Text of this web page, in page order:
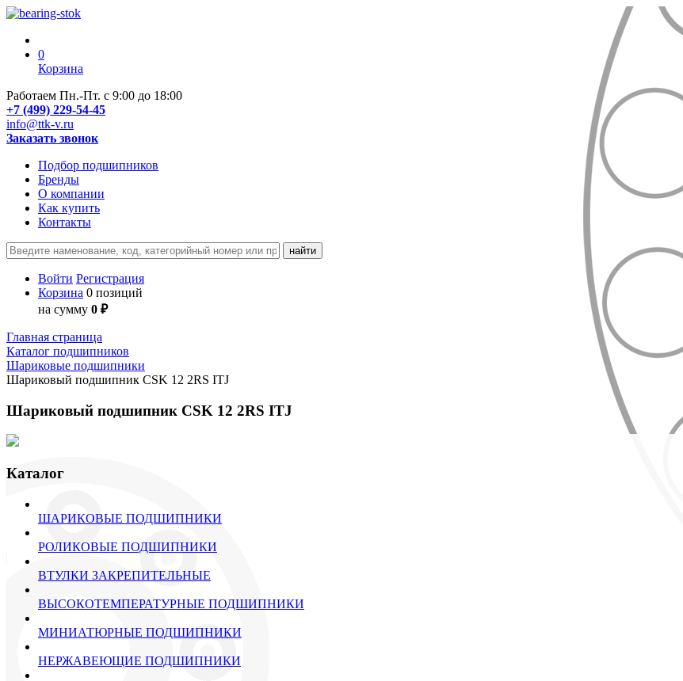
0
Корзина
Работаем Пн.-Пт. с 9:00 до 18:00
+7 (499) 229-54-45
info@ttk-v.ru
Заказать звонок
Подбор подшипников
Бренды
О компании
Как купить
Контакты
Войти Регистрация
Корзина 0 позиций
на сумму 0 ₽
Главная страница
Каталог подшипников
Шариковые подшипники
Шариковый подшипник CSK 12 2RS ITJ
Шариковый подшипник CSK 12 2RS ITJ
Каталог
ШАРИКОВЫЕ ПОДШИПНИКИ
РОЛИКОВЫЕ ПОДШИПНИКИ
ВТУЛКИ ЗАКРЕПИТЕЛЬНЫЕ
ВЫСОКОТЕМПЕРАТУРНЫЕ ПОДШИПНИКИ
МИНИАТЮРНЫЕ ПОДШИПНИКИ
НЕРЖАВЕЮЩИЕ ПОДШИПНИКИ